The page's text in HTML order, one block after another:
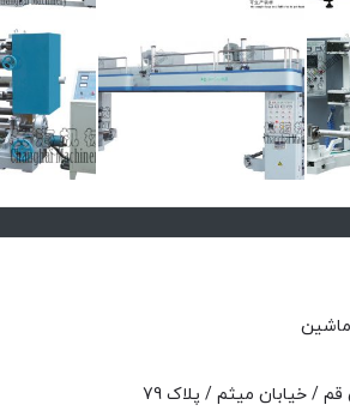
/ خیابان میثم / پلاک 79